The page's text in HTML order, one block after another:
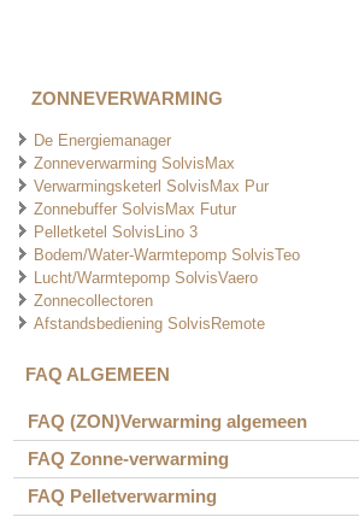
ZONNEVERWARMING
De Energiemanager
Zonneverwarming SolvisMax
Verwarmingsketerl SolvisMax Pur
Zonnebuffer SolvisMax Futur
Pelletketel SolvisLino 3
Bodem/Water-Warmtepomp SolvisTeo
Lucht/Warmtepomp SolvisVaero
Zonnecollectoren
Afstandsbediening SolvisRemote
FAQ ALGEMEEN
FAQ (ZON)Verwarming algemeen
FAQ Zonne-verwarming
FAQ Pelletverwarming